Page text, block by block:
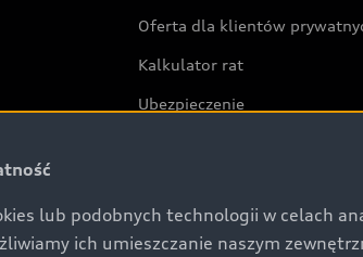
Oferta dla klientów
Kalkulator rat
Ubezpieczenie
Audi exclusive
lub podobnych technologii w celach
ich umieszczanie naszym